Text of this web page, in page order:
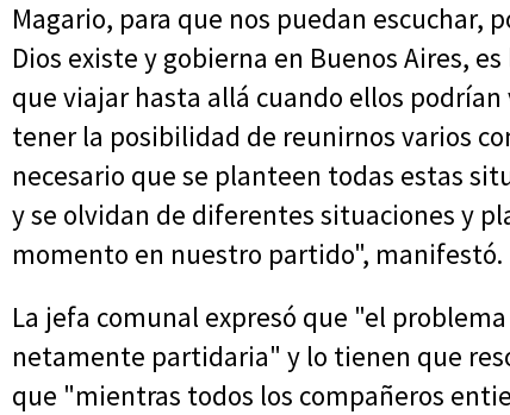
Magario, para que nos puedan escuchar,
Dios existe y gobierna en Buenos Aires,
que viajar hasta allá cuando ellos
tener la posibilidad de reunirnos varios
necesario que se planteen todas estas
y se olvidan de diferentes situaciones y
momento en nuestro partido", manifestó.
La jefa comunal expresó que "el
netamente partidaria" y lo tienen que
que "mientras todos los compañeros